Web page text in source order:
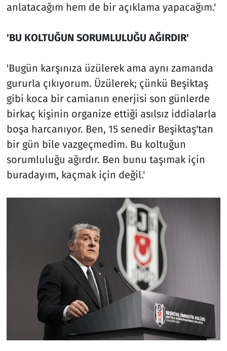
anlatacağım hem de bir açıklama yapacağım.'
'BU KOLTUĞUN SORUMLULUĞU AĞIRDIR'
'Bugün karşınıza üzülerek ama aynı zamanda
gururla çıkıyorum. Üzülerek; çünkü Beşiktaş
gibi koca bir camianın enerjisi son günlerde
birkaç kişinin organize ettiği asılsız iddialarla
boşa harcanıyor. Ben, 15 senedir Beşiktaş'tan
bir gün bile vazgeçmedim. Bu koltuğun
sorumluluğu ağırdır. Ben bunu taşımak için
buradayım, kaçmak için değil.'